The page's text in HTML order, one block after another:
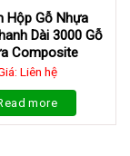
Hộp Gỗ Nhựa
Dài 3000 Gỗ
Composite
Liên hệ
more